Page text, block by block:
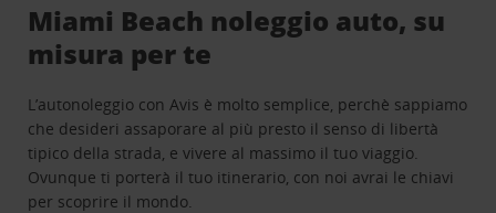
Miami Beach noleggio auto, su
misura per te
L’autonoleggio con Avis è molto semplice, perchè sappiamo
che desideri assaporare al più presto il senso di libertà
tipico della strada, e vivere al massimo il tuo viaggio.
Ovunque ti porterà il tuo itinerario, con noi avrai le chiavi
per scoprire il mondo.